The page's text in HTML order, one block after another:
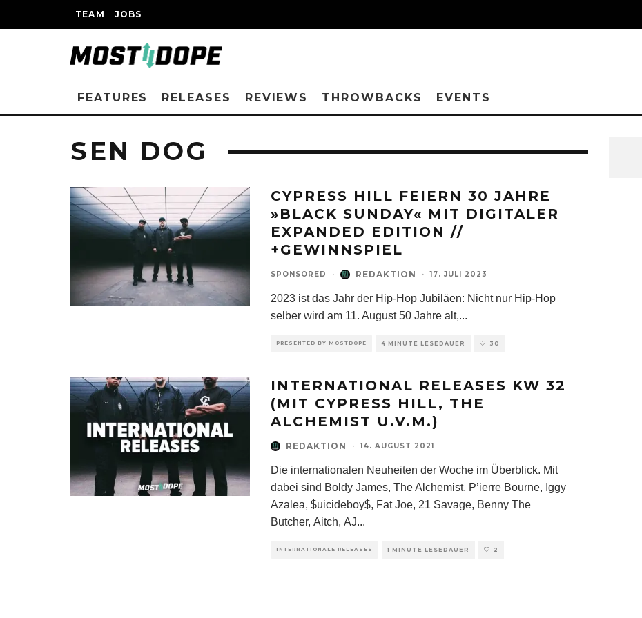
TEAM JOBS
FEATURES RELEASES REVIEWS THROWBACKS EVENTS
SEN DOG
CYPRESS HILL FEIERN 30 JAHRE
»BLACK SUNDAY« MIT DIGITALER
EXPANDED EDITION //
+GEWINNSPIEL
SPONSORED · REDAKTION · 17. JULI 2023
2023 ist das Jahr der Hip-Hop Jubiläen: Nicht nur Hip-Hop
selber wird am 11. August 50 Jahre alt,...
PRESENTED BY MOSTDOPE 4 MINUTE LESEDAUER 30
INTERNATIONAL RELEASES KW 32
(MIT CYPRESS HILL, THE
ALCHEMIST U.V.M.)
REDAKTION · 14. AUGUST 2021
Die internationalen Neuheiten der Woche im Überblick. Mit
dabei sind Boldy James, The Alchemist, P’ierre Bourne, Iggy
Azalea, $uicideboy$, Fat Joe, 21 Savage, Benny The
Butcher, Aitch, AJ...
INTERNATIONALE RELEASES 1 MINUTE LESEDAUER 2